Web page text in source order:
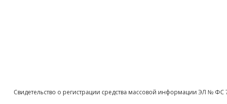
Свидетельство о регистрации средства массовой информации ЭЛ №